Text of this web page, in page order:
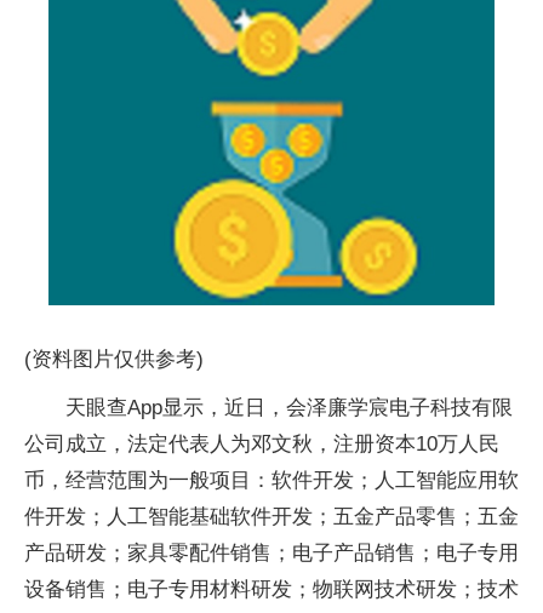
(资料图片仅供参考)
天眼查App显示，近日，会泽廉学宸电子科技有限
公司成立，法定代表人为邓文秋，注册资本10万人民
币，经营范围为一般项目：软件开发；人工智能应用软
件开发；人工智能基础软件开发；五金产品零售；五金
产品研发；家具零配件销售；电子产品销售；电子专用
设备销售；电子专用材料研发；物联网技术研发；技术